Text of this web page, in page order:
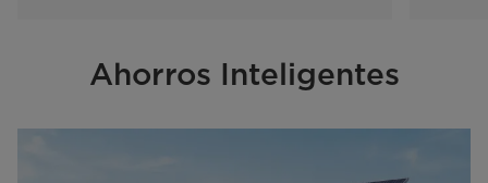
Ahorros Inteligentes